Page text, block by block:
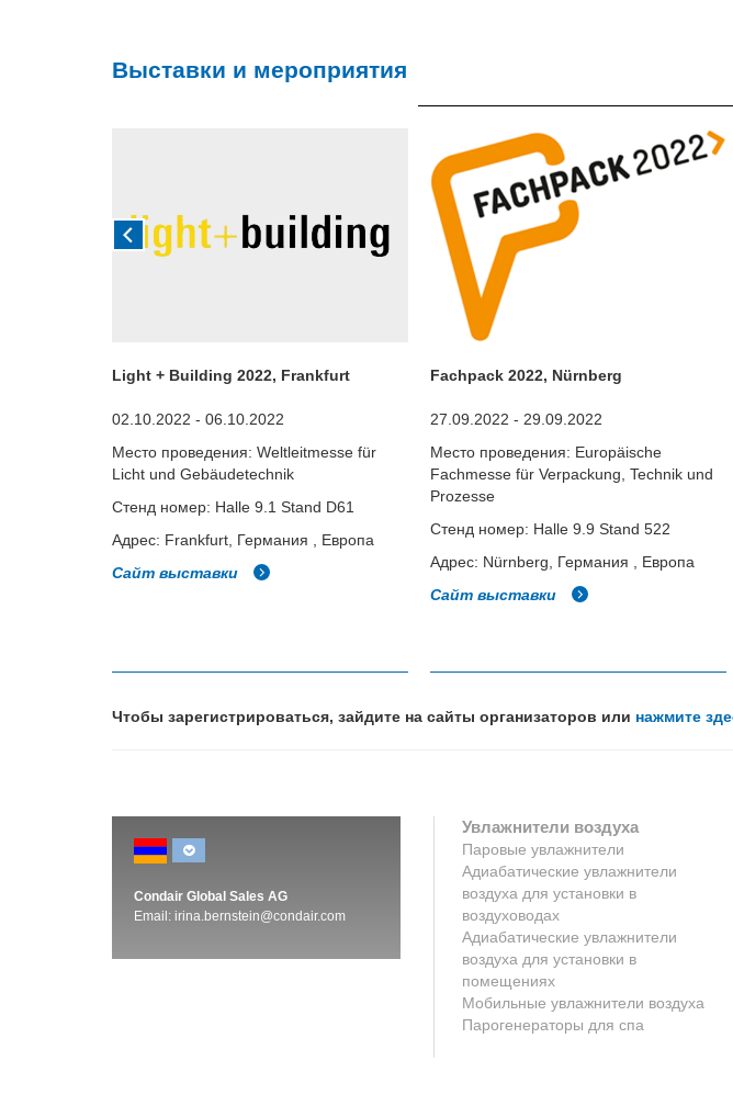
Выставки и мероприятия
Light + Building 2022, Frankfurt
02.10.2022 - 06.10.2022
Место проведения: Weltleitmesse für
Licht und Gebäudetechnik
Стенд номер: Halle 9.1 Stand D61
Адрес: Frankfurt, Германия , Европа
Сайт выставки
Fachpack 2022, Nürnberg
27.09.2022 - 29.09.2022
Место проведения: Europäische
Fachmesse für Verpackung, Technik und
Prozesse
Стенд номер: Halle 9.9 Stand 522
Адрес: Nürnberg, Германия , Европа
Сайт выставки
Чтобы зарегистрироваться, зайдите на сайты организаторов или нажмите
Condair Global Sales AG
Email: irina.bernstein@condair.com
Увлажнители воздуха
Паровые увлажнители
Адиабатические увлажнители
воздуха для установки в
воздуховодах
Адиабатические увлажнители
воздуха для установки в
помещениях
Мобильные увлажнители воздуха
Парогенераторы для спа